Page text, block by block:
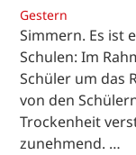
Gestern
Simmern. Es ist
Schulen: Im
Schüler um das
von den
Trockenheit
zunehmend. …